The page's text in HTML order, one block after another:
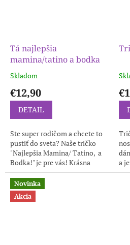
Tá najlepšia
mamina/tatino a bodka
Skladom
€12,90
DETAIL
Ste super rodičom a chcete to
pustiť do sveta? Naše tričko
"Najlepšia Mamina/ Tatino, a
Bodka!" je pre vás! Krásna
jednoduchosť, ktorá hovorí za
vás. V tabuľke...
a
Novinka
Akcia